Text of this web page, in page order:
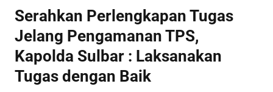
Serahkan Perlengkapan Tugas
Jelang Pengamanan TPS,
Kapolda Sulbar : Laksanakan
Tugas dengan Baik